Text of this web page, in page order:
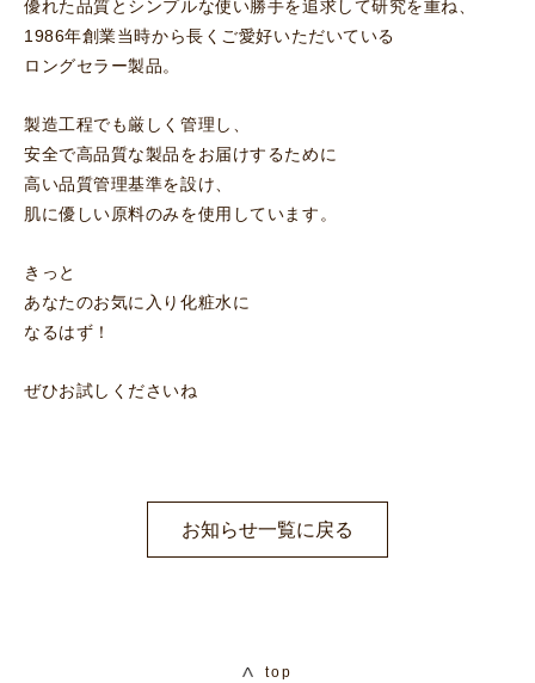
優れた品質とシンプルな使い勝手を追求して研究を重ね、
1986年創業当時から長くご愛好いただいている
ロングセラー製品。
製造工程でも厳しく管理し、
安全で高品質な製品をお届けするために
高い品質管理基準を設け、
肌に優しい原料のみを使用しています。
きっと
あなたのお気に入り化粧水に
なるはず！
ぜひお試しくださいね
お知らせ一覧に戻る
top